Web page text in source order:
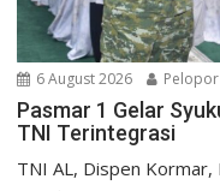
6 August 2026
Pasmar 1 Gelar
TNI Terintegrasi
TNI AL, Dispen Kormar,